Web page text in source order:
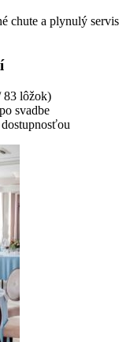
chute a plynulý servis
83 lôžok)
svadbe